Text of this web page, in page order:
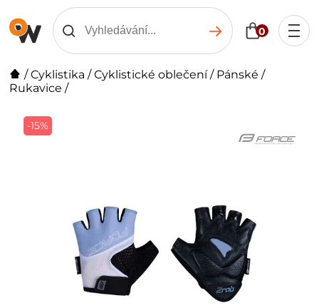
0
/Cyklistika /Cyklistické oblečení/ Pánské /
Rukavice /
-15%